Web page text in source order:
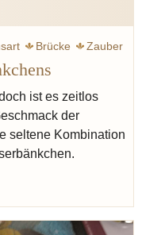
Brücke Zauber
ist es zeitlos
der
seltene Kombination